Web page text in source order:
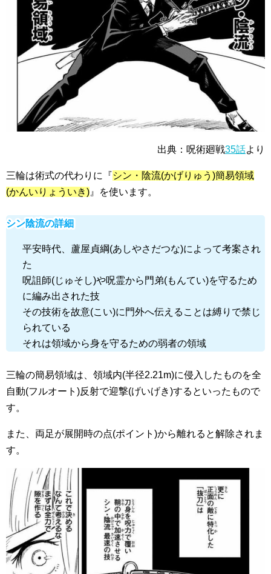
出典：呪術廻戦35話より
三輪は術式の代わりに『シン・陰流(かげりゅう)簡易領域
(かんいりょういき) 』を使います。
シン陰流の詳細
平安時代、蘆屋貞綱(あしやさだつな)によって考案され
た
呪詛師(じゅそし)や呪霊から門弟(もんてい)を守るため
に編み出された技
その技術を故意(こい)に門外へ伝えることは縛りで禁じ
られている
それは領域から身を守るための弱者の領域
三輪の簡易領域は、 領域内(半径2.21m)に侵入したものを全
自動(フルオート)反射で迎撃(げいげき)するといったもので
す。
また、 両足が展開時の点(ポイント)から離れると解除されま
す。